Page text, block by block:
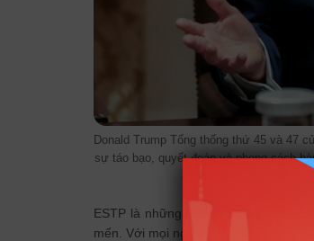
Donald Trump Tổng thống thứ 45 và 47
sự táo bạo, quyết đoán và phong cách
thể hiện sự
ESTP là những người rất dễ tính và
mến. Với mọi người xung quanh,